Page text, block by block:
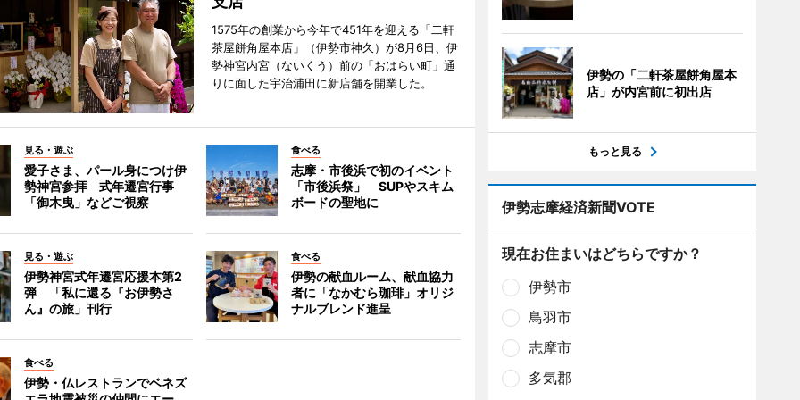
1575年の創業から今年で451年を迎える「二軒
茶屋餅角屋本店」（伊勢市神久）が8月6日、伊
勢神宮内宮（ないくう）前の「おはらい町」通
りに面した宇治浦田に新店舗を開業した。
見る・遊ぶ
愛子さま、パール身につけ伊
勢神宮参拝 式年遷宮行事
「御木曳」などご視察
食べる
志摩・市後浜で初のイベント
「市後浜祭」 SUPやスキム
ボードの聖地に
見る・遊ぶ
伊勢神宮式年遷宮応援本第2
弾 「私に還る『お伊勢さ
ん』の旅」刊行
食べる
伊勢の献血ルーム、献血協力
者に「なかむら珈琲」オリジ
ナルブレンド進呈
食べる
伊勢・仏レストランでベネズ
伊勢の「二軒茶屋餅角屋本
店」が内宮前に初出店
もっと見る
伊勢志摩経済新聞VOTE
現在お住まいはどちらですか？
伊勢市
鳥羽市
志摩市
多気郡